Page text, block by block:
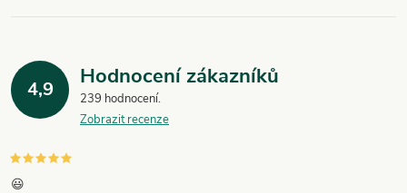
4,9 Hodnocení zákazníků
239 hodnocení
Zobrazit recenze
😃